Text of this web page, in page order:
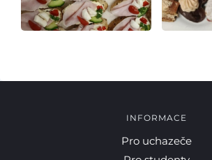
INFORMACE
Pro uchazeče